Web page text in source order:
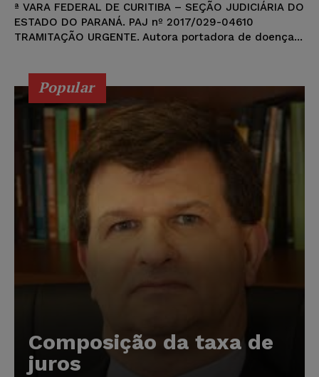
ª VARA FEDERAL DE CURITIBA – SEÇÃO JUDICIÁRIA DO
ESTADO DO PARANÁ. PAJ nº 2017/029-04610
TRAMITAÇÃO URGENTE. Autora portadora de doença...
Popular
Composição da taxa de
juros